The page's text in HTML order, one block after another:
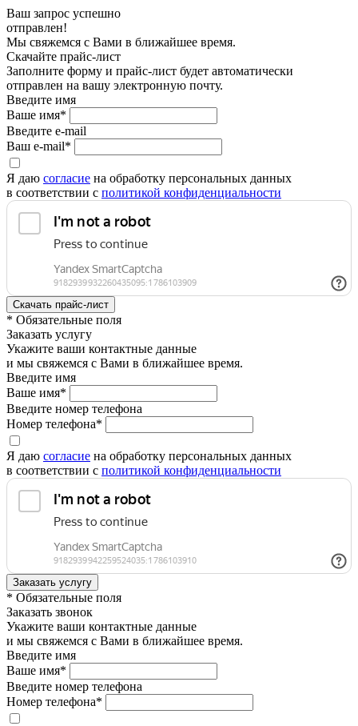
Ваш запрос успешно
отправлен!
Мы свяжемся с Вами в ближайшее время.
Скачайте прайс-лист
Заполните форму и прайс-лист будет автоматически
отправлен на вашу электронную почту.
Введите имя
Ваше имя*
Введите e-mail
Ваш e-mail*
Я даю согласие на обработку персональных данных
в соответствии с политикой конфиденциальности
* Обязательные поля
Заказать услугу
Укажите ваши контактные данные
и мы свяжемся с Вами в ближайшее время.
Введите имя
Ваше имя*
Введите номер телефона
Номер телефона*
Я даю согласие на обработку персональных данных
в соответствии с политикой конфиденциальности
* Обязательные поля
Заказать звонок
Укажите ваши контактные данные
и мы свяжемся с Вами в ближайшее время.
Введите имя
Ваше имя*
Введите номер телефона
Номер телефона*